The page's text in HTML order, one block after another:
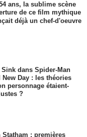
54 ans, la sublime scène
de ce film mythique
déjà un chef-d'oeuvre
Sink dans Spider-Man
New Day : les théories
personnage étaient-
?
Statham : premières